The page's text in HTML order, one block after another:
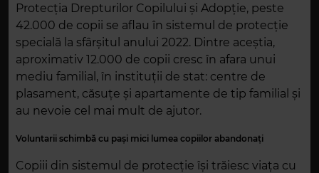
Protecția Drepturilor Copilului și Adopție, peste
42.000 de copii se aflau în sistemul de protecție
specială la sfârșitul anului 2022. Dintre aceștia,
aproximativ 12.000 de copii cresc în afara unui
mediu familial, în instituții de stat: centre de
plasament, căsuțe și apartamente de tip familial și
au nevoie cel mai mult de ajutor.
Voluntarii schimbă cu pași mici lumea copiilor abandonați
Copiii din sistemul de protecție își trăiesc viața cu